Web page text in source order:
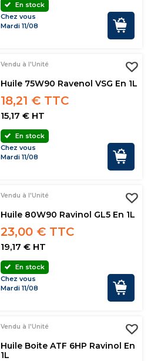
En stock
Chez vous
Mardi 11/08
Vendu à l'Unité
Huile 75W90 Ravenol VSG En 1L
18,21 € TTC
15,17 € HT
En stock
Chez vous
Mardi 11/08
Vendu à l'Unité
Huile 80W90 Ravinol GL5 En 1L
23,00 € TTC
19,17 € HT
En stock
Chez vous
Mardi 11/08
Vendu à l'Unité
Huile Boite ATF 6HP Ravinol En
1L